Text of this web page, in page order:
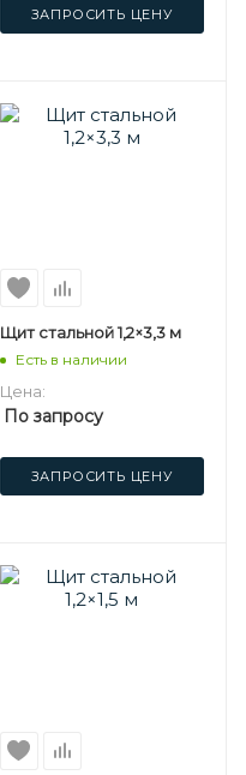
ЗАПРОСИТЬ ЦЕНУ
Щит стальной 1,2×3,3 м
Есть в наличии
Цена:
По запросу
ЗАПРОСИТЬ ЦЕНУ